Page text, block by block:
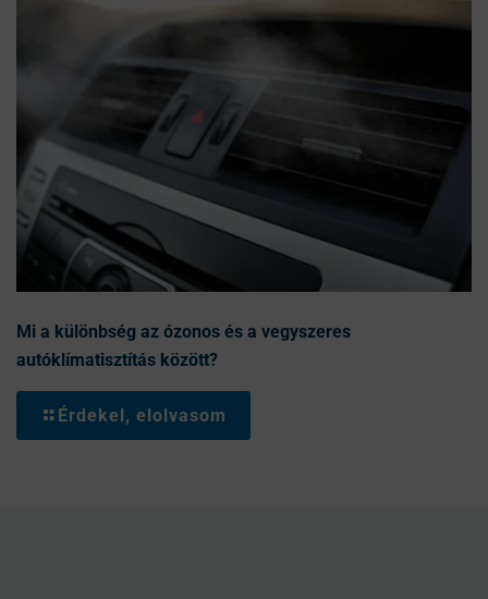
Mi a különbség az ózonos és a vegyszeres
autóklímatisztítás között?
Érdekel, elolvasom